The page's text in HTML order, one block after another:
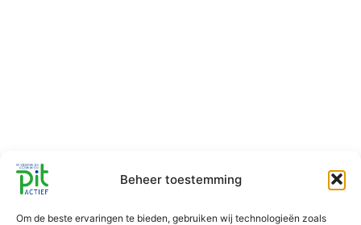
Beheer toestemming
Om de beste ervaringen te bieden, gebruiken wij technologieën zoals